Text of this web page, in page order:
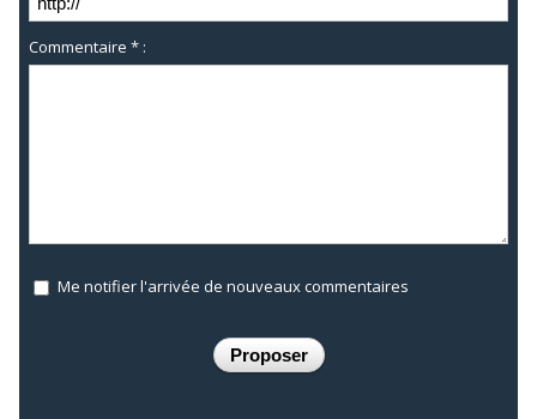
Commentaire * :
Me notifier l'arrivée de nouveaux commentaires